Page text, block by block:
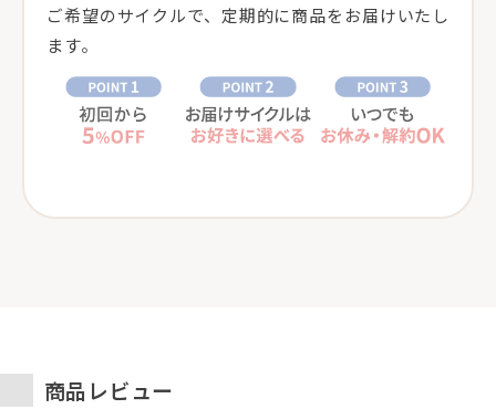
ご希望のサイクルで、定期的に商品をお届けいたし
ます。
商品レビュー